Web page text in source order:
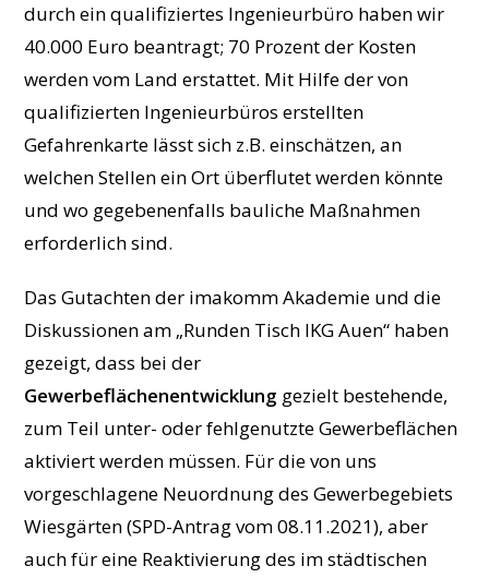
durch ein qualifiziertes Ingenieurbüro haben wir
40.000 Euro beantragt; 70 Prozent der Kosten
werden vom Land erstattet. Mit Hilfe der von
qualifizierten Ingenieurbüros erstellten
Gefahrenkarte lässt sich z.B. einschätzen, an
welchen Stellen ein Ort überflutet werden könnte
und wo gegebenenfalls bauliche Maßnahmen
erforderlich sind.
Das Gutachten der imakomm Akademie und die
Diskussionen am „Runden Tisch IKG Auen“ haben
gezeigt, dass bei der
Gewerbeflächenentwicklung gezielt bestehende,
zum Teil unter- oder fehlgenutzte Gewerbeflächen
aktiviert werden müssen. Für die von uns
vorgeschlagene Neuordnung des Gewerbegebiets
Wiesgärten (SPD-Antrag vom 08.11.2021), aber
auch für eine Reaktivierung des im städtischen